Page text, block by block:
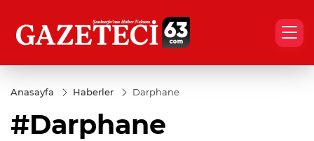
Anasayfa Haberler Darphane
#Darphane